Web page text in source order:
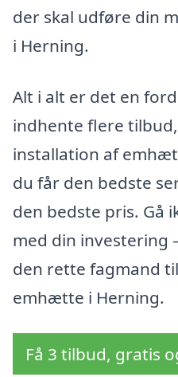
der skal udføre din
i Herning.
Alt i alt er det en
indhente flere
installation af
du får den bedste
den bedste pris. Gå
med din investering
den rette fagmand
emhætte i Herning.
Få 3 tilbud, gratis